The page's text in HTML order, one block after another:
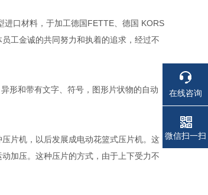
进口材料，于加工德国FETTE、德国 KORS
工金诚的共同努力和执着的追求，经过不
形和带有文字、符号，图形片状物的自动
片机，以后发展成电动花篮式压片机。这
加压。这种压片的方式，由于上下受力不
在线咨询
电话
电话
微信扫一扫